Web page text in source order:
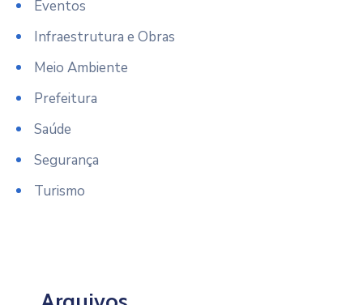
Eventos
Infraestrutura e Obras
Meio Ambiente
Prefeitura
Saúde
Segurança
Turismo